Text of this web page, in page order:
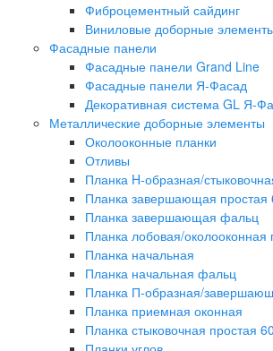
Фиброцементный сайдинг
Виниловые доборные
Фасадные панели
Фасадные панели Grand Line
Фасадные панели Я-Фасад
Декоративная система GL Я-
Металлические доборные элементы
Околооконные планки
Отливы
Планка H-образная/
Планка завершающая
Планка завершающая фальц
Планка лобовая/околооконная
Планка начальная
Планка начальная фальц
Планка П-образная/
Планка приемная оконная
Планка стыковочная простая